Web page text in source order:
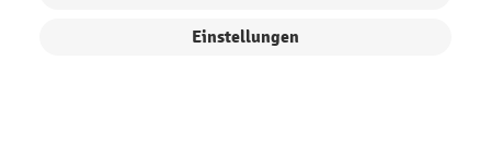
Arbeitsschutz | 5% auf Werkstatt, Betrieb, Transport, Stapeln und